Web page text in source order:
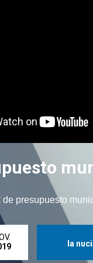
de presupuesto
la